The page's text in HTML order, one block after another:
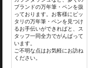
ブランドの万年筆・ペンを扱
っております。お客様にピッ
タリの万年筆・ペンを見つけ
るお手伝いができればと、ス
タッフ一同全力でがんばって
います。
ご不明な点はお気軽にお訪ね
ください。